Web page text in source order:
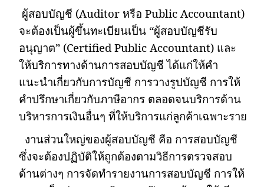
ผู้สอบบัญชี (Auditor หรือ Public Accountant)
จะต้องเป็นผู้ขึ้นทะเบียนเป็น “ผู้สอบบัญชีรับ
อนุญาต” (Certified Public Accountant) และ
ให้บริการทางด้านการสอบบัญชี ได้แก่ให้คำ
แนะนำเกี่ยวกับการบัญชี การวางรูปบัญชี การให้
คำปรึกษาเกี่ยวกับภาษีอากร ตลอดจนบริการด้าน
บริหารการเงินอื่นๆ ที่ให้บริการแก่ลูกค้าเฉพาะราย
งานส่วนใหญ่ของผู้สอบบัญชี คือ การสอบบัญชี
ซึ่งจะต้องปฏิบัติให้ถูกต้องตามวิธีการตรวจสอบ
ด้านต่างๆ การจัดทำรายงานการสอบบัญชี การให้